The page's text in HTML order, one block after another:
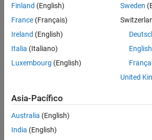
Teaching and Learning
Mathematics and Optimization
Signal Processing
Test and Measurement
RF and Mixed Signal
Wireless Communications
Finland (English)
France (Français)
Ireland (English)
Italia (Italiano)
Luxembourg (English)
Sweden
English
United
Asia-Pacífico
Australia (English)
India (English)
© 1994-2026 The MathWorks, Inc.